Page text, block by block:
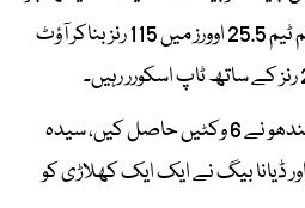
اچھا ثابت نہ ہوسکا اور پوری ٹیم ٹیم 25.5 اوورز میں 115 رنز بناکر آؤٹ
پاکستان کی طرف سے نشرہ سندھو نے 6 وکٹیں حاصل کیں، سیدہ
شمیم اور ڈیانا بیگ نے ایک ایک کھلاڑی کو